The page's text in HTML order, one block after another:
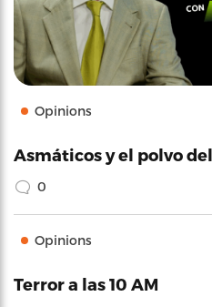
Opinions
Asmáticos y el polvo
0
Opinions
Terror a las 10 AM